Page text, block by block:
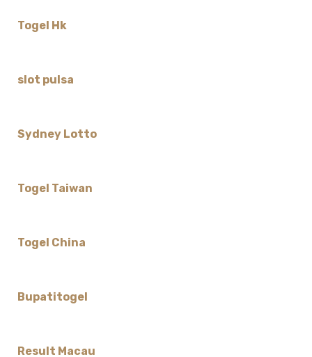
Togel Hk
slot pulsa
Sydney Lotto
Togel Taiwan
Togel China
Bupatitogel
Result Macau